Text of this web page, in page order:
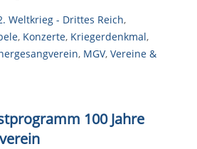
Weltkrieg - Drittes Reich,
, Konzerte, Kriegerdenkmal,
, MGV, Vereine &
100 Jahre